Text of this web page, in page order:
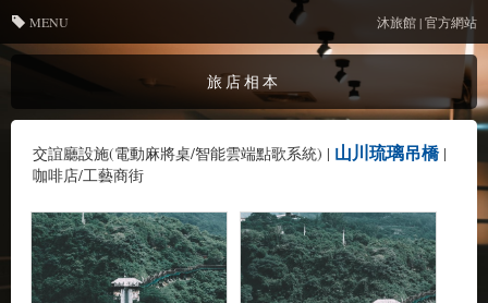
旅店相本
交誼廳設施(電動麻將桌/智能雲端點歌系統) | 山川琉璃吊橋 |
咖啡店/工藝商街
MENU 沐旅館 | 官方網站